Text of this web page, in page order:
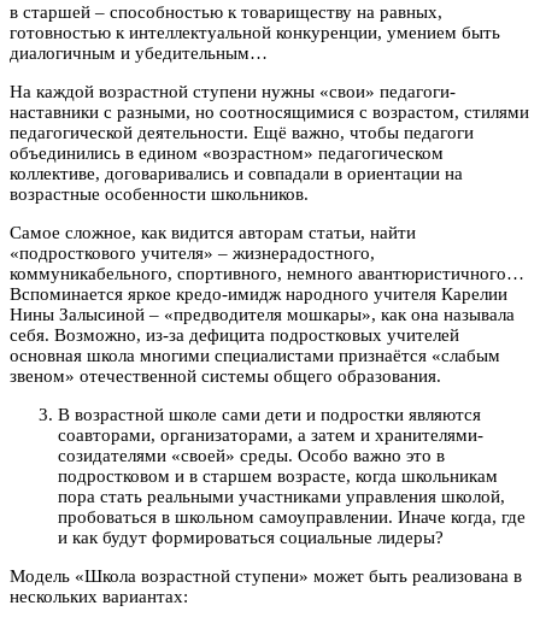
в старшей – способностью к товариществу на равных,
готовностью к интеллектуальной конкуренции, умением быть
диалогичным и убедительным…
На каждой возрастной ступени нужны «свои» педагоги-
наставники с разными, но соотносящимися с возрастом, стилями
педагогической деятельности. Ещё важно, чтобы педагоги
объединились в едином «возрастном» педагогическом
коллективе, договаривались и совпадали в ориентации на
возрастные особенности школьников.
Самое сложное, как видится авторам статьи, найти
«подросткового учителя» – жизнерадостного,
коммуникабельного, спортивного, немного авантюристичного…
Вспоминается яркое кредо-имидж народного учителя Карелии
Нины Залысиной – «предводителя мошкары», как она называла
себя. Возможно, из-за дефицита подростковых учителей
основная школа многими специалистами признаётся «слабым
звеном» отечественной системы общего образования.
В возрастной школе сами дети и подростки являются
соавторами, организаторами, а затем и хранителями-
созидателями «своей» среды. Особо важно это в
подростковом и в старшем возрасте, когда школьникам
пора стать реальными участниками управления школой,
пробоваться в школьном самоуправлении. Иначе когда, где
и как будут формироваться социальные лидеры?
Модель «Школа возрастной ступени» может быть реализована в
нескольких вариантах: